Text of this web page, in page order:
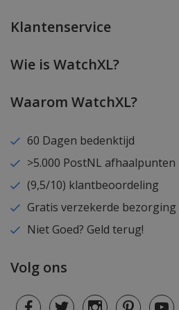
Klantenservice
Wie is WatchXL?
Waarom WatchXL?
60 Dagen bedenktijd
>5.000 PostNL afhaalpunten
(9,5/10) klantbeoordeling
Gratis verzekerde bezorging
Niet Goed? Geld terug!
Volg ons